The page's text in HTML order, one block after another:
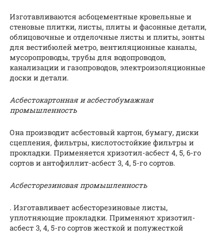
Изготавливаются асбоцементные кровельные и
стеновые плитки, листы, плиты и фасонные детали,
облицовочные и отделочные листы и плиты, зонты
для вестибюлей метро, вентиляционные каналы,
мусоропроводы, трубы для водопроводов,
канализации и газопроводов, электроизоляционные
доски и детали.
Асбестокартонная и асбестобумажная
промышленность
Она производит асбестовый картон, бумагу, диски
сцепления, фильтры, кислотостойкие фильтры и
прокладки. Применяется хризотил-асбест 4, 5, 6-го
сортов и антофиллит-асбест 3, 4, 5-го сортов.
Асбесторезиновая промышленность
. Изготавливает асбесторезиновые листы,
уплотняющие прокладки. Применяют хризотил-
асбест 3, 4, 5-го сортов жесткой и полужесткой